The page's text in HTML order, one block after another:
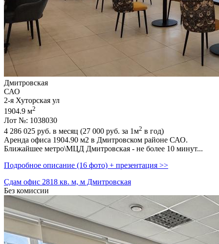
Дмитровская
САО
2-я Хуторская ул
1904.9 м2
Лот №: 1038030
4 286 025 руб. в месяц (27 000 руб. за 1м2 в год)
Аренда офиса 1904.90 м2 в Дмитровском районе САО.
Ближайшее метро\МЦД Дмитровская - не более 10 минут...
Подробное описание (16 фото) + презентация >>
Сдам офис 2818 кв. м, м Дмитровская
Без комиссии